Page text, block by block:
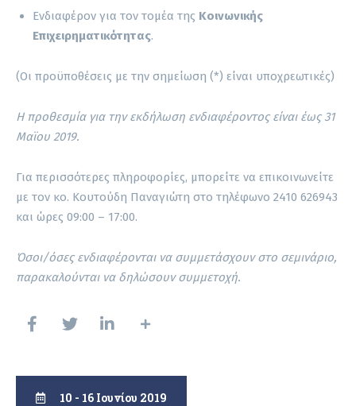
Ενδιαφέρον για τον τομέα της Κοινωνικής
Επιχειρηματικότητας.
(Οι προϋποθέσεις με την σημείωση (*) είναι υποχρεωτικές)
Η προθεσμία για την εκδήλωση ενδιαφέροντος είναι έως 31
Μαϊου 2019.
Για περισσότερες πληροφορίες, μπορείτε να επικοινωνείτε
με τον κο. Κουτούδη Παναγιώτη στο τηλέφωνο 2410 626943
και ώρες 09:00 – 17:00.
Όσοι/όσες ενδιαφέρονται να συμμετάσχουν στο σεμινάριο,
παρακαλούνται να δηλώσουν συμμετοχή.
10 - 16 Ιουνίου 2019